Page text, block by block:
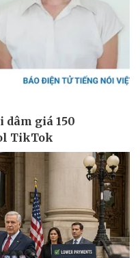
Giá vàng
Chứng khoán
Giá cà phê